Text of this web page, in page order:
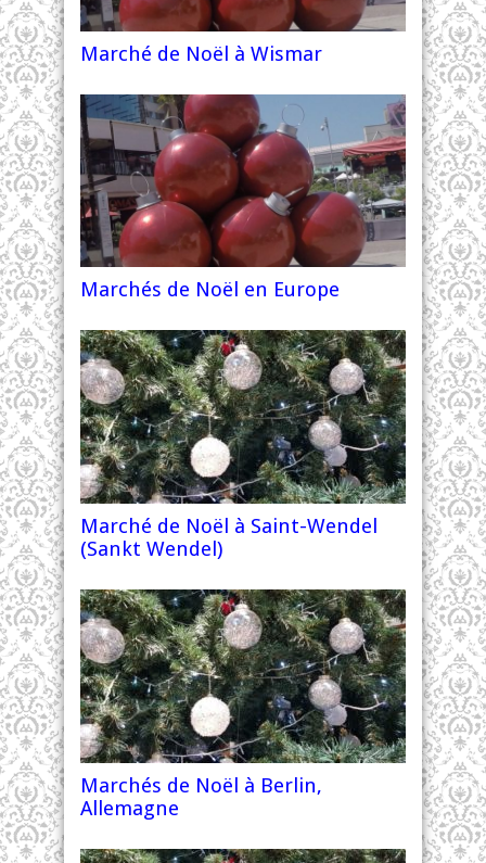
Marché de Noël à Wismar
Marchés de Noël en Europe
Marché de Noël à Saint-Wendel
(Sankt Wendel)
Marchés de Noël à Berlin,
Allemagne